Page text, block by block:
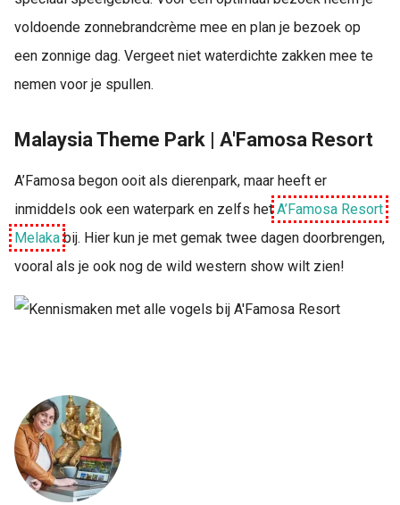
voldoende zonnebrandcrème mee en plan je bezoek op
een zonnige dag. Vergeet niet waterdichte zakken mee te
nemen voor je spullen.
Malaysia Theme Park | A'Famosa Resort
A’Famosa begon ooit als dierenpark, maar heeft er
inmiddels ook een waterpark en zelfs hetA’Famosa Resort
Melaka bij. Hier kun je met gemak twee dagen doorbrengen,
vooral als je ook nog de wild western show wilt zien!